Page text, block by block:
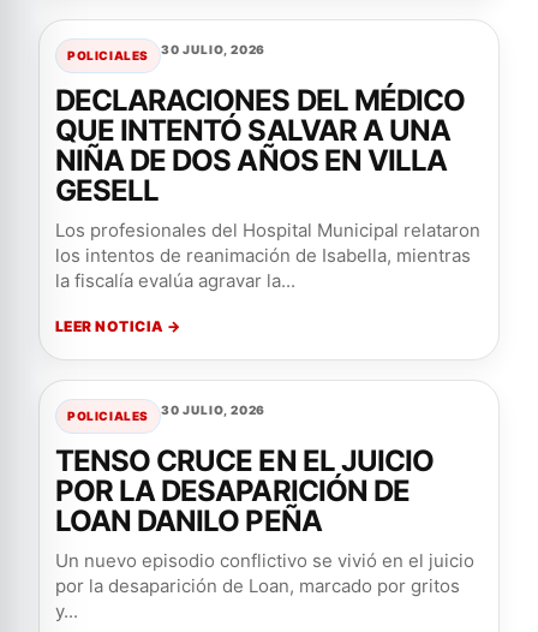
POLICIALES 30 JULIO, 2026
DECLARACIONES DEL MÉDICO
QUE INTENTÓ SALVAR A UNA
NIÑA DE DOS AÑOS EN VILLA
GESELL
Los profesionales del Hospital Municipal relataron
los intentos de reanimación de Isabella, mientras
la fiscalía evalúa agravar la...
LEER NOTICIA →
POLICIALES 30 JULIO, 2026
TENSO CRUCE EN EL JUICIO
POR LA DESAPARICIÓN DE
LOAN DANILO PEÑA
Un nuevo episodio conflictivo se vivió en el juicio
por la desaparición de Loan, marcado por gritos
y...